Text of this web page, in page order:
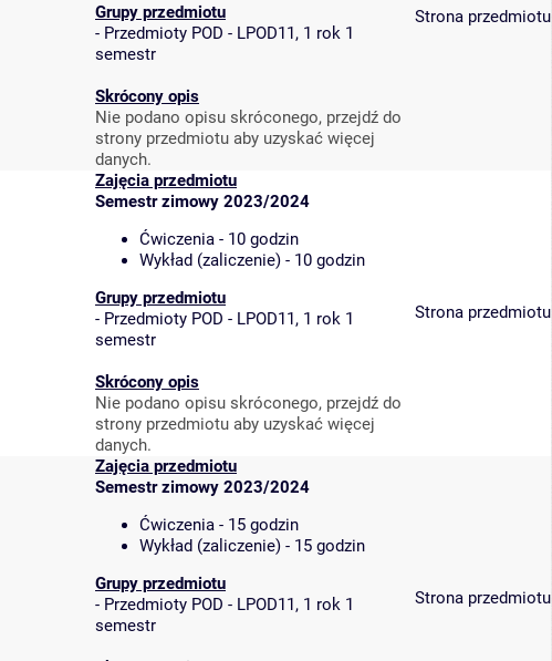
Grupy przedmiotu
- Przedmioty POD - LPOD11, 1 rok 1
semestr
Skrócony opis
Nie podano opisu skróconego, przejdź do
strony przedmiotu aby uzyskać więcej
danych.
Strona przedmiotu
Zajęcia przedmiotu
Semestr zimowy 2023/2024
Ćwiczenia - 10 godzin
Wykład (zaliczenie) - 10 godzin
Grupy przedmiotu
- Przedmioty POD - LPOD11, 1 rok 1
semestr
Skrócony opis
Nie podano opisu skróconego, przejdź do
strony przedmiotu aby uzyskać więcej
danych.
Strona przedmiotu
Zajęcia przedmiotu
Semestr zimowy 2023/2024
Ćwiczenia - 15 godzin
Wykład (zaliczenie) - 15 godzin
Grupy przedmiotu
- Przedmioty POD - LPOD11, 1 rok 1
semestr
Strona przedmiotu